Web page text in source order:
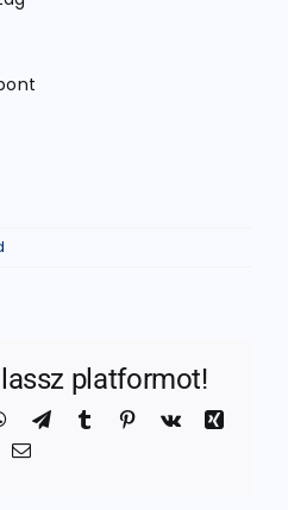
platformot!
WhatsApp
TelegramTumblr Pinterest
Vk
Xing
Email: